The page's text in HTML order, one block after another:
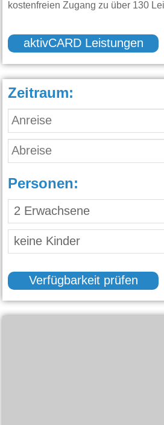
kostenfreien Zugang zu über 130
aktivCARD Leistungen
Zeitraum:
Personen:
Verfügbarkeit prüfen